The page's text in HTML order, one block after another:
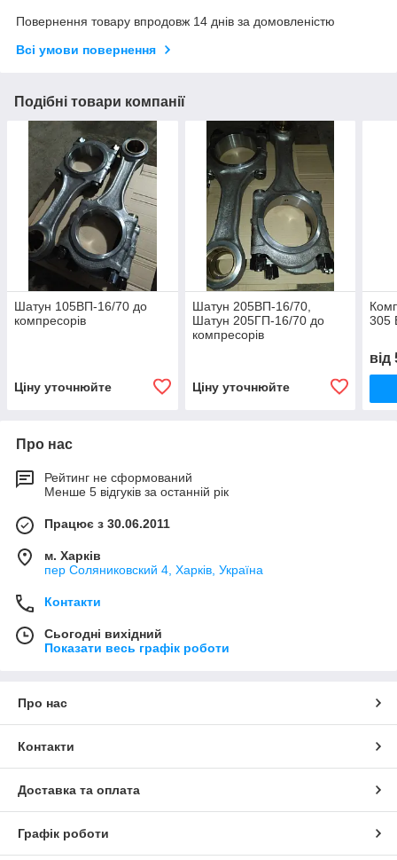
Повернення товару впродовж 14 днів за домовленістю
Всі умови повернення
Подібні товари компанії
Шатун 105ВП-16/70 до
компресорів
Ціну уточнюйте
Шатун 205ВП-16/70,
Шатун 205ГП-16/70 до
компресорів
Ціну уточнюйте
305
від
Про нас
Рейтинг не сформований
Менше 5 відгуків за останній рік
Працює з 30.06.2011
м. Харків
пер Соляниковский 4, Харків, Україна
Контакти
Сьогодні вихідний
Показати весь графік роботи
Про нас
Контакти
Доставка та оплата
Графік роботи